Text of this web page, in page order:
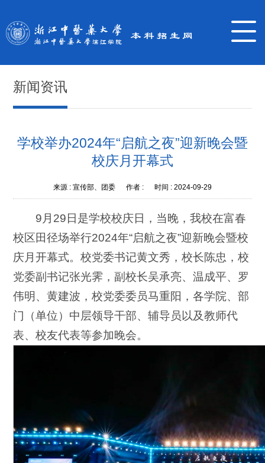
新闻资讯
学校举办2024年“启航之夜”迎新晚会暨
校庆月开幕式
来源 : 宣传部、团委 作者 : 时间 : 2024-09-29
9月29日是学校校庆日，当晚，我校在富春
校区田径场举行2024年“启航之夜”迎新晚会暨校
庆月开幕式。校党委书记黄文秀，校长陈忠，校
党委副书记张光霁，副校长吴承亮、温成平、罗
伟明、黄建波，校党委委员马重阳，各学院、部
门（单位）中层领导干部、辅导员以及教师代
表、校友代表等参加晚会。